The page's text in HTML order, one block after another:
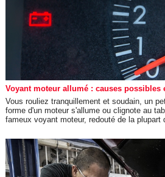
Voyant moteur allumé : causes possibles
Vous rouliez tranquillement et soudain, un
forme d'un moteur s'allume ou clignote au
fameux voyant moteur, redouté de la plupart